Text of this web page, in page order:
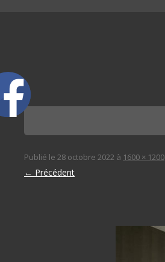
Publié le 28 octobre 2022 à 1600 × 1200
← Précédent